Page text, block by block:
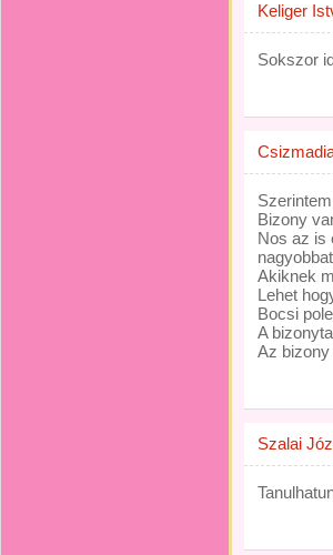
Keliger
Sokszor
Bizony
Nos az is
Akiknek
Lehet
Bocsi
A
Az
Szalai